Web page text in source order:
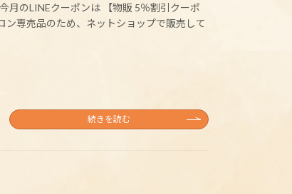
月のLINEクーポンは 【物販 5％割引クーポ
専売品のため、ネットショップで販売して
続きを読む